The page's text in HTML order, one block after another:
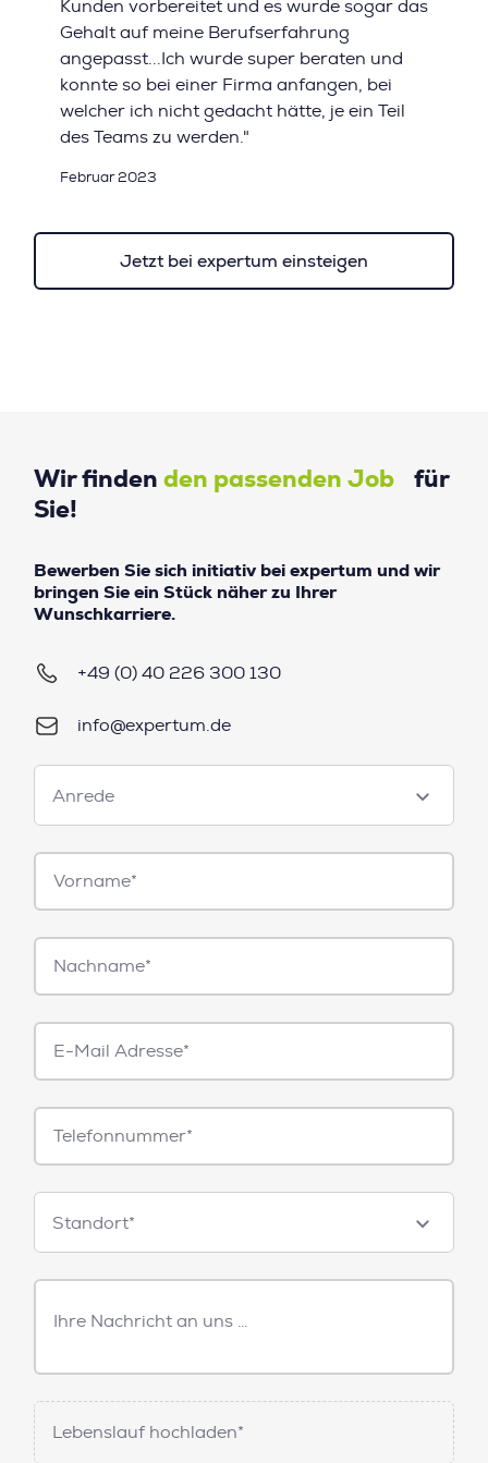
Kunden vorbereitet und es wurde sogar das
Gehalt auf meine Berufserfahrung
angepasst...Ich wurde super beraten und
konnte so bei einer Firma anfangen, bei
welcher ich nicht gedacht hätte, je ein Teil
des Teams zu werden."
Februar 2023
Jetzt bei expertum einsteigen
Wir finden den passenden Job für
Sie!
Bewerben Sie sich initiativ bei expertum und wir
bringen Sie ein Stück näher zu Ihrer
Wunschkarriere.
+49 (0) 40 226 300 130
info@expertum.de
Anrede
Anrede
Vorname*
Nachname*
E-
Mail*
Telefonnummer
Standorte
Standort*
Freitext
Nachricht
Lebenslauf hochladen*